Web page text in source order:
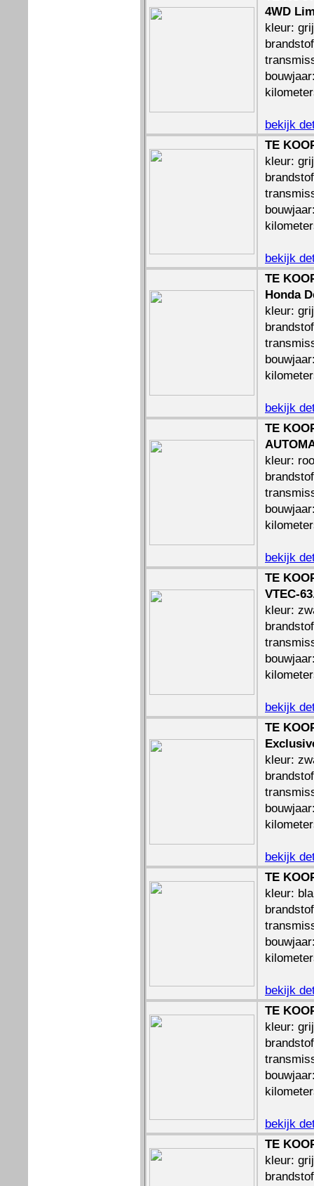
4WD
kleur:
bekijk
TE
kleur:
bekijk
TE
Honda
kleur:
bekijk
TE
kleur:
bekijk
TE
VTEC-
kleur:
bekijk
TE
kleur:
bekijk
TE
kleur:
bekijk
TE
kleur:
bekijk
TE
kleur: